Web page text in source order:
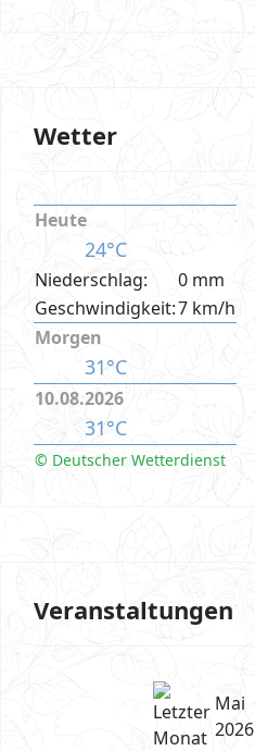
Wetter
Heute
24°C
Niederschlag:
0 mm
Geschwindigkeit:7 km/h
Morgen
31°C
10.08.2026
31°C
© Deutscher Wetterdienst
Veranstaltungen
Mai
2026